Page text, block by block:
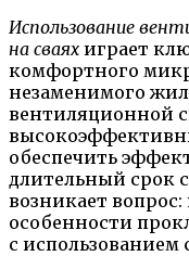
Использование
на сваях играет
комфортного
незаменимого
вентиляционной
обеспечить
длительный срок
возникает
особенности
с